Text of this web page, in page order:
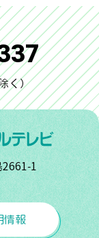
く）
1
情報